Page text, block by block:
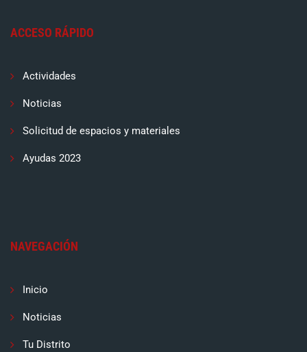
ACCESO RÁPIDO
Actividades
Noticias
Solicitud de espacios y materiales
Ayudas 2023
NAVEGACIÓN
Inicio
Noticias
Tu Distrito